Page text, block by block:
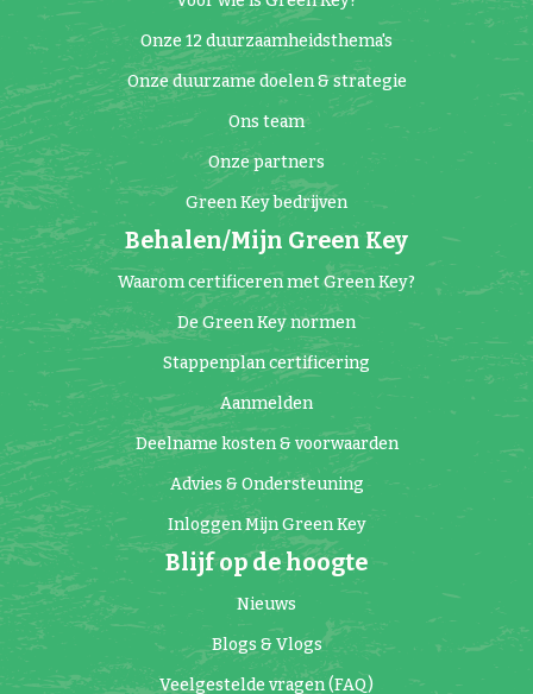
Onze 12 duurzaamheidsthema's
Onze duurzame doelen & strategie
Ons team
Onze partners
Green Key bedrijven
Behalen/Mijn Green Key
Waarom certificeren met Green Key?
De Green Key normen
Stappenplan certificering
Aanmelden
Deelname kosten & voorwaarden
Advies & Ondersteuning
Inloggen Mijn Green Key
Blijf op de hoogte
Nieuws
Blogs & Vlogs
Veelgestelde vragen (FAQ)